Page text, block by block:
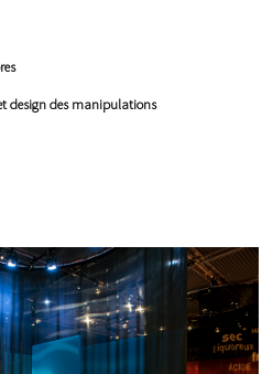
design des manipulations